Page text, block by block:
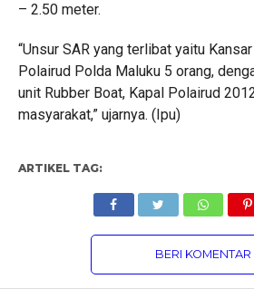
– 2.50 meter.
“Unsur SAR yang terlibat yaitu
Polairud Polda Maluku 5 orang,
unit Rubber Boat, Kapal Polairud
masyarakat,” ujarnya. (Ipu)
ARTIKEL TAG:
BERI KOMENTAR